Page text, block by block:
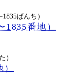
ばんち）
番地）
）